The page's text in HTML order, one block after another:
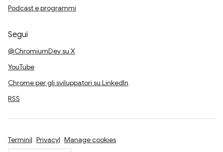
Podcast e programmi
Segui
@ChromiumDev su X
YouTube
Chrome per gli sviluppatori su LinkedIn
RSS
Termini Privacy Manage cookies